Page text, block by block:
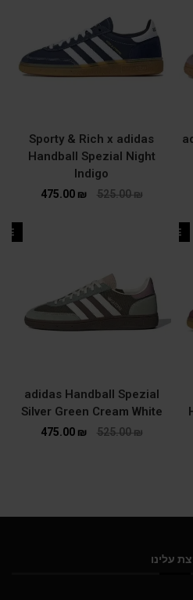
Sporty & Rich x adidas
Handball Spezial Night
Indigo
525.00₪
475.00 ₪
SALE
adidas Handball Spezial
Silver Green Cream White
525.00₪
475.00 ₪
עלינו